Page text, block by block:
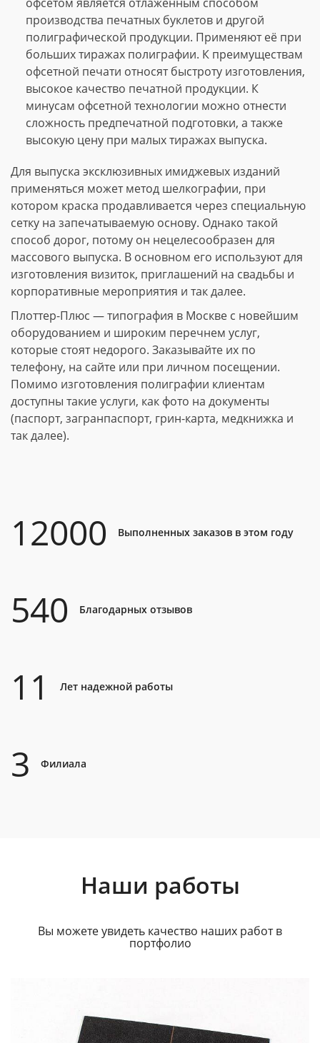
производства печатных буклетов и другой
полиграфической продукции. Применяют её при
больших тиражах полиграфии. К преимуществам
офсетной печати относят быстроту изготовления,
высокое качество печатной продукции. К
минусам офсетной технологии можно отнести
сложность предпечатной подготовки, а также
высокую цену при малых тиражах выпуска.
Для выпуска эксклюзивных имиджевых изданий
применяться может метод шелкографии, при
котором краска продавливается через специальную
сетку на запечатываемую основу. Однако такой
способ дорог, потому он нецелесообразен для
массового выпуска. В основном его используют для
изготовления визиток, приглашений на свадьбы и
корпоративные мероприятия и так далее.
Плоттер-Плюс — типография в Москве с новейшим
оборудованием и широким перечнем услуг,
которые стоят недорого. Заказывайте их по
телефону, на сайте или при личном посещении.
Помимо изготовления полиграфии клиентам
доступны такие услуги, как фото на документы
(паспорт, загранпаспорт, грин-карта, медкнижка и
так далее).
12000 Выполненных заказов в этом году
540 Благодарных отзывов
11 Лет надежной работы
3 Филиала
Наши работы
Вы можете увидеть качество наших работ в
портфолио